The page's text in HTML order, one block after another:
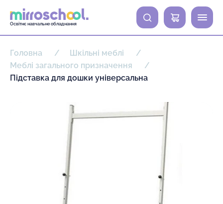
Освітнє навчальне обладнання
0
Головна
Шкільні меблі
Меблі загального призначення
Підставка для дошки універсальна